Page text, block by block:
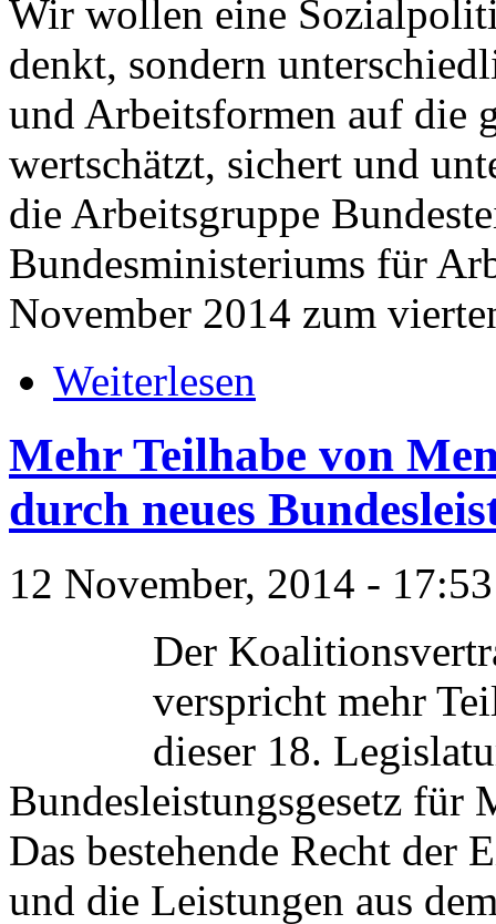
Wir wollen eine
denkt, sondern
und Arbeitsformen auf die
wertschätzt, sichert und
die Arbeitsgruppe
Bundesministeriums für
November 2014 zum
Weiterlesen
Mehr Teilhabe von
durch neues
12 November, 2014 - 17:53
Der
verspricht mehr
dieser 18.
Bundesleistungsgesetz für
Das bestehende Recht
und die Leistungen aus